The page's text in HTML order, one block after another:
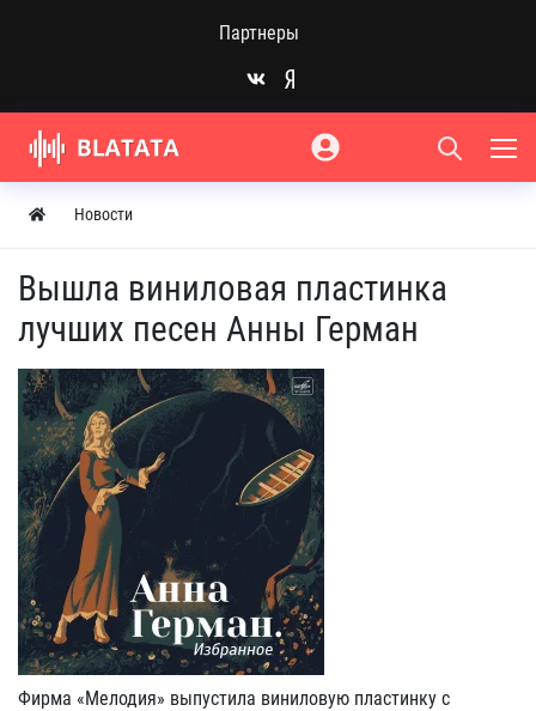
Партнеры
Новости
Вышла виниловая пластинка
лучших песен Анны Герман
Фирма «Мелодия» выпустила виниловую пластинку с